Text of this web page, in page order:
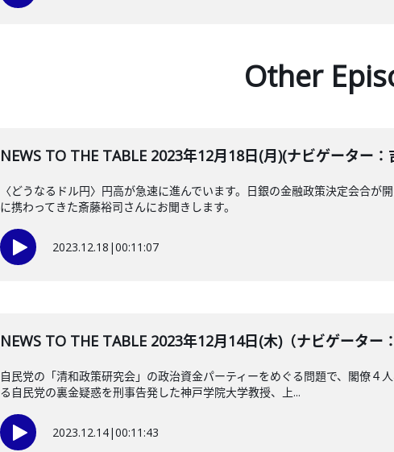
Other
NEWS TO THE TABLE 2023年12月18日(月)(ナビゲーター
〈どうなるドル円〉円高が急速に進んでいます。日銀の金融政策決定会合
に携わってきた斎藤裕司さんにお聞きします。
2023.12.18 |00:11:07
NEWS TO THE TABLE 2023年12月14日(木)（ナビゲーター
自民党の「清和政策研究会」の政治資金パーティーをめぐる問題で、閣僚
る自民党の裏金疑惑を刑事告発した神戸学院大学教授、上...
2023.12.14|00:11:43